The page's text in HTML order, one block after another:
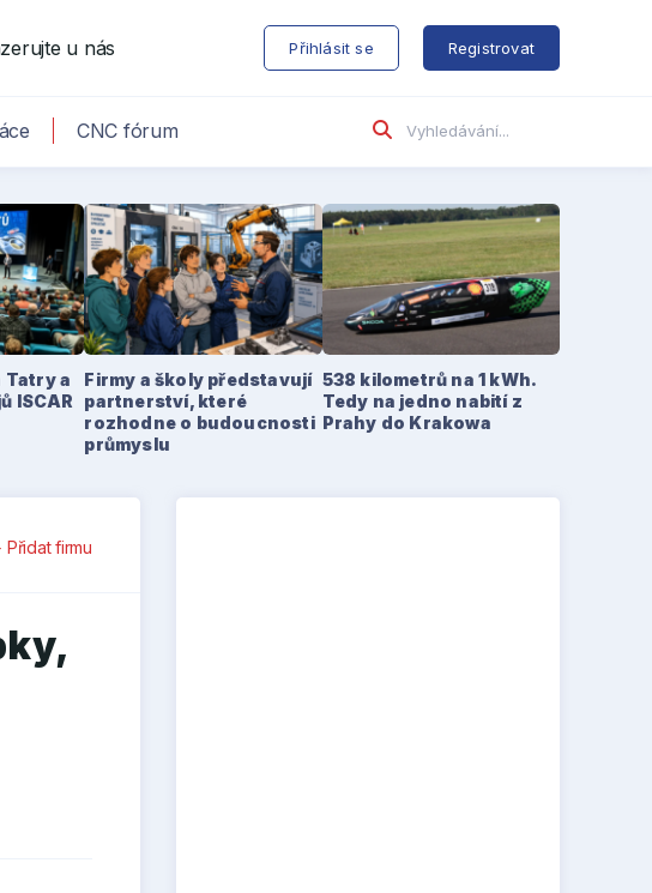
u nás Přihlásit se Registrovat
CNC fórum
Tatry a
ISCAR
Firmy a školy představují
partnerství, které
rozhodne o budoucnosti
průmyslu
538 kilometrů na 1 kWh.
Tedy na jedno nabití z
Prahy do Krakowa
Přidat firmu